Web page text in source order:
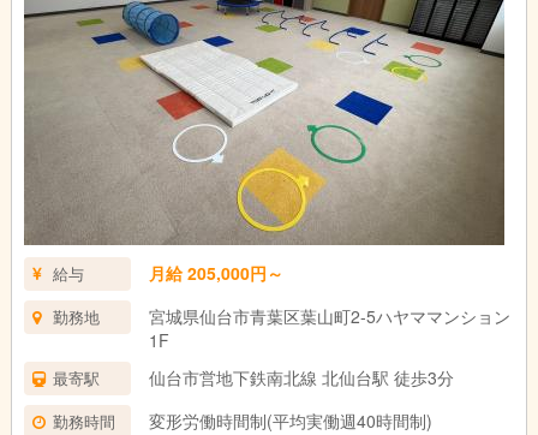
12:30～ 休憩
13:30～ 午後支援準備
14:30～ 学校お迎え
15:00～ 午後支援
17:00～ 自宅に送り
給与 月給 205,000円～
勤務地
宮城県仙台市青葉区葉山町2-5ハヤママンション
1F
最寄駅 仙台市営地下鉄南北線 北仙台駅 徒歩3分
勤務時間
変形労働時間制(平均実働週40時間制)